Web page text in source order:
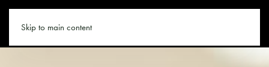
Skip to main content
APPARTEMENT.CO